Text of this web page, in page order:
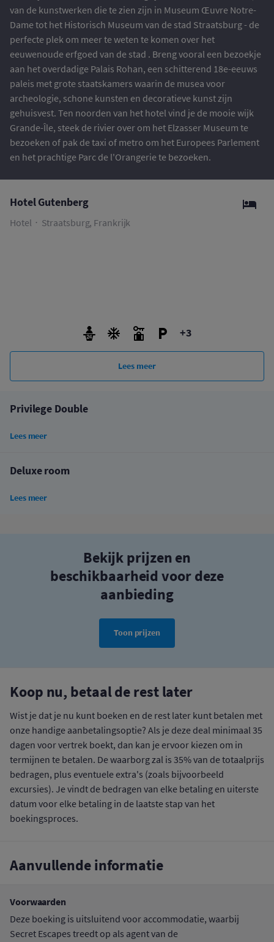
van de kunstwerken die te zien zijn in Museum Œuvre Notre-
Dame tot het Historisch Museum van de stad Straatsburg - de
perfecte plek om meer te weten te komen over het
eeuwenoude erfgoed van de stad . Breng vooral een bezoekje
aan het overdadige Palais Rohan, een schitterend 18e-eeuws
paleis met grote staatskamers waarin de musea voor
archeologie, schone kunsten en decoratieve kunst zijn
gehuisvest. Ten noorden van het hotel vind je de mooie wijk
Grande-Île, steek de rivier over om het Elzasser Museum te
bezoeken of pak de taxi of metro om het Europees Parlement
en het prachtige Parc de l'Orangerie te bezoeken.
Hotel Gutenberg
Hotel Straatsburg, Frankrijk
+3
Lees meer
Privilege Double
Lees meer
Deluxe room
Lees meer
Bekijk prijzen en
beschikbaarheid voor deze
aanbieding
Toon prijzen
Koop nu, betaal de rest later
Wist je dat je nu kunt boeken en de rest later kunt betalen met
onze handige aanbetalingsoptie? Als je deze deal minimaal 35
dagen voor vertrek boekt, dan kan je ervoor kiezen om in
termijnen te betalen. De waarborg zal is 35% van de totaalprijs
bedragen, plus eventuele extra's (zoals bijvoorbeeld
excursies). Je vindt de bedragen van elke betaling en uiterste
datum voor elke betaling in de laatste stap van het
boekingsproces.
Aanvullende informatie
Voorwaarden
Deze boeking is uitsluitend voor accommodatie, waarbij
Secret Escapes treedt op als agent van de